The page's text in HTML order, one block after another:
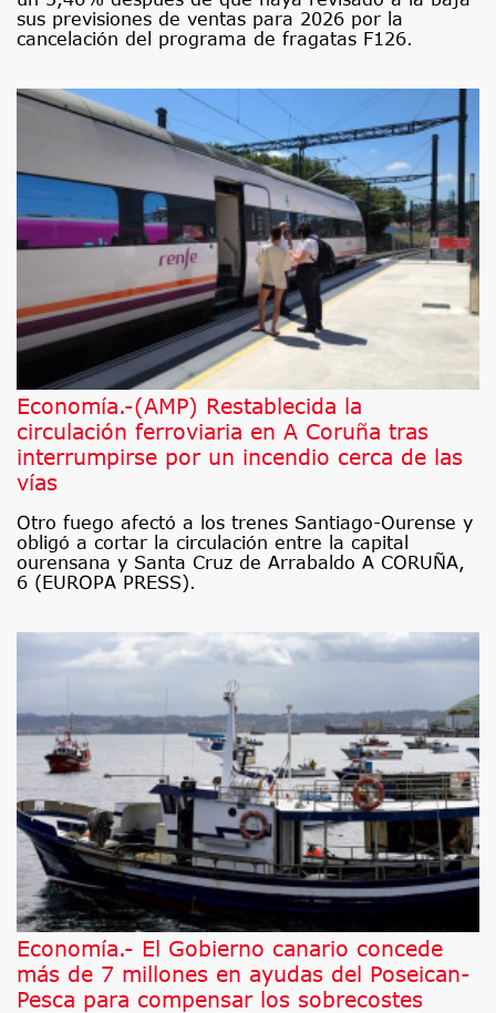
sus previsiones de ventas para 2026 por la
cancelación del programa de fragatas F126.
Economía.-(AMP) Restablecida la
circulación ferroviaria en A Coruña tras
interrumpirse por un incendio cerca de las
vías
Otro fuego afectó a los trenes Santiago-Ourense y
obligó a cortar la circulación entre la capital
ourensana y Santa Cruz de Arrabaldo A CORUÑA,
6 (EUROPA PRESS).
Economía.- El Gobierno canario concede
más de 7 millones en ayudas del Poseican-
Pesca para compensar los sobrecostes